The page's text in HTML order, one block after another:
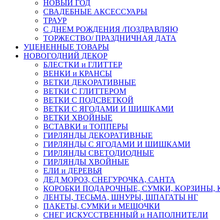
НОВЫЙ ГОД
СВАДЕБНЫЕ АКСЕССУАРЫ
ТРАУР
С ДНЕМ РОЖДЕНИЯ /ПОЗДРАВЛЯЮ
ТОРЖЕСТВО/ ПРАЗДНИЧНАЯ ДАТА
УЦЕНЕННЫЕ ТОВАРЫ
НОВОГОДНИЙ ДЕКОР
БЛЕСТКИ и ГЛИТТЕР
ВЕНКИ и КРАНСЫ
ВЕТКИ ДЕКОРАТИВНЫЕ
ВЕТКИ С ГЛИТТЕРОМ
ВЕТКИ С ПОДСВЕТКОЙ
ВЕТКИ С ЯГОДАМИ И ШИШКАМИ
ВЕТКИ ХВОЙНЫЕ
ВСТАВКИ и ТОППЕРЫ
ГИРЛЯНДЫ ДЕКОРАТИВНЫЕ
ГИРЛЯНДЫ С ЯГОДАМИ И ШИШКАМИ
ГИРЛЯНДЫ СВЕТОДИОДНЫЕ
ГИРЛЯНДЫ ХВОЙНЫЕ
ЕЛИ и ДЕРЕВЬЯ
ДЕД МОРОЗ, СНЕГУРОЧКА, САНТА
КОРОБКИ ПОДАРОЧНЫЕ, СУМКИ,
ЛЕНТЫ, ТЕСЬМА, ШНУРЫ, ШПАГАТЫ НГ
ПАКЕТЫ, СУМКИ и МЕШОЧКИ
СНЕГ ИСКУССТВЕННЫЙ и НАПОЛНИТЕЛИ